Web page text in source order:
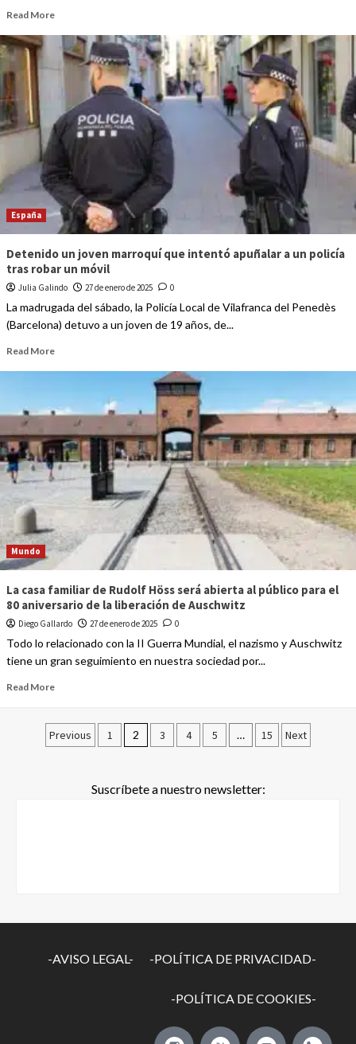
Read More
España
Detenido un joven marroquí que intentó apuñalar a un policía
tras robar un móvil
Julia Galindo 27 de enero de 2025 0
La madrugada del sábado, la Policía Local de Vilafranca del Penedès
(Barcelona) detuvo a un joven de 19 años, de...
Read More
Mundo
La casa familiar de Rudolf Höss será abierta al público para el
80 aniversario de la liberación de Auschwitz
Diego Gallardo 27 de enero de 2025 0
Todo lo relacionado con la II Guerra Mundial, el nazismo y Auschwitz
tiene un gran seguimiento en nuestra sociedad por...
Read More
Previous 1 2 3 4 5 … 15 Next
Suscríbete a nuestro newsletter:
-AVISO LEGAL- -POLÍTICA DE PRIVACIDAD-
-POLÍTICA DE COOKIES-